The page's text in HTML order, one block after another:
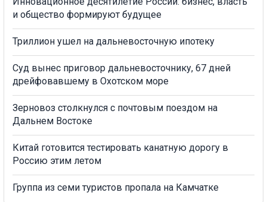
и общество формируют будущее
Триллион ушел на дальневосточную ипотеку
Суд вынес приговор дальневосточнику, 67 дней
дрейфовавшему в Охотском море
Зерновоз столкнулся с почтовым поездом на
Дальнем Востоке
Китай готовится тестировать канатную дорогу в
Россию этим летом
Группа из семи туристов пропала на Камчатке